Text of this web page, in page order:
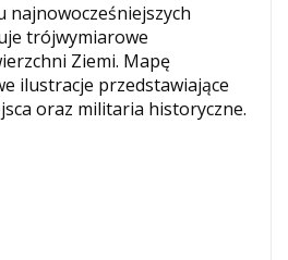
najnowocześniejszych
trójwymiarowe
Ziemi. Mapę
ilustracje przedstawiające
oraz militaria historyczne.